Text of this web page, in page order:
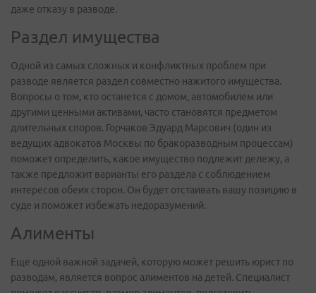
даже отказу в разводе.
Раздел имущества
Одной из самых сложных и конфликтных проблем при
разводе является раздел совместно нажитого имущества.
Вопросы о том, кто останется с домом, автомобилем или
другими ценными активами, часто становятся предметом
длительных споров. Горчаков Эдуард Марсович (один из
ведущих адвокатов Москвы по бракоразводным процессам)
поможет определить, какое имущество подлежит дележу, а
также предложит варианты его раздела с соблюдением
интересов обеих сторон. Он будет отстаивать вашу позицию в
суде и поможет избежать недоразумений.
Алименты
Еще одной важной задачей, которую может решить юрист по
разводам, является вопрос алиментов на детей. Специалист